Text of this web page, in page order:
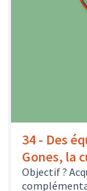
34 - Des
Gones, la
Objectif ?